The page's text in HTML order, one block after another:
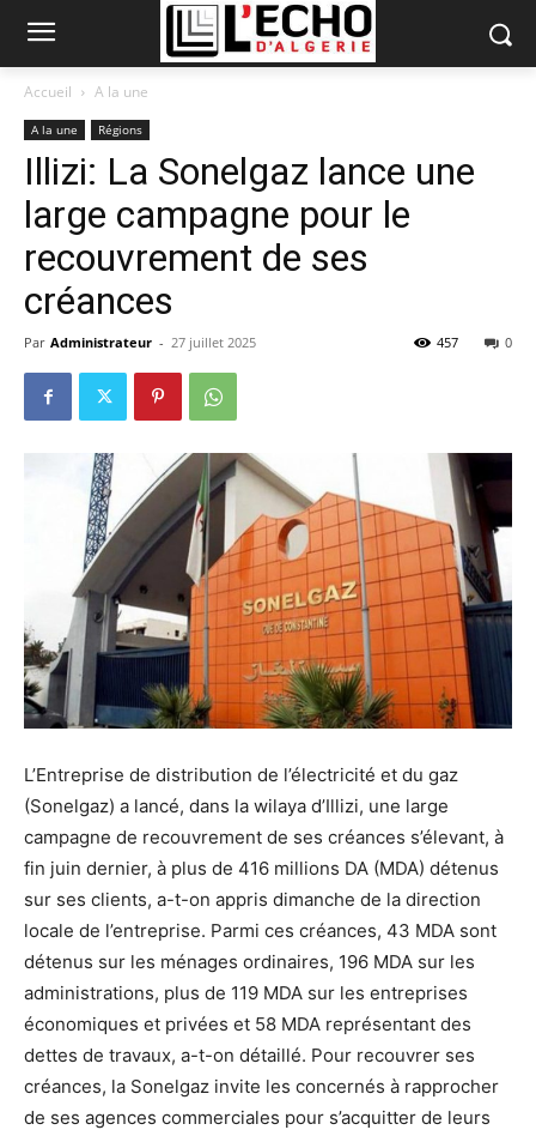
Accueil A la une
A la une Régions
Illizi: La Sonelgaz lance une
large campagne pour le
recouvrement de ses
créances
Par Administrateur - 27 juillet 2025 0
457
L’Entreprise de distribution de l’électricité et du gaz
(Sonelgaz) a lancé, dans la wilaya d’Illizi, une large
campagne de recouvrement de ses créances s’élevant, à
fin juin dernier, à plus de 416 millions DA (MDA) détenus
sur ses clients, a-t-on appris dimanche de la direction
locale de l’entreprise. Parmi ces créances, 43 MDA sont
détenus sur les ménages ordinaires, 196 MDA sur les
administrations, plus de 119 MDA sur les entreprises
économiques et privées et 58 MDA représentant des
dettes de travaux, a-t-on détaillé. Pour recouvrer ses
créances, la Sonelgaz invite les concernés à rapprocher
de ses agences commerciales pour s’acquitter de leurs